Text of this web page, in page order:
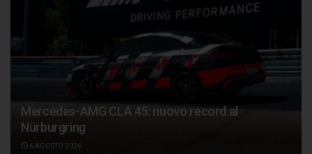
Mercedes-AMG CLA 45: nuovo record al
Nürburgring
6 AGOSTO 2026